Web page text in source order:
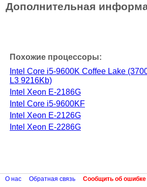
Дополнительная
Похожие процессоры:
Intel Core i5-9600K Coffee Lake
L3 9216Kb)
Intel Xeon E-2186G
Intel Core i5-9600KF
Intel Xeon E-2126G
Intel Xeon E-2286G
О нас Обратная связь Сообщить об ошибке